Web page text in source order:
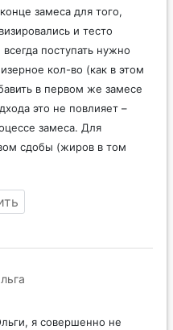
замеса для того,
и тесто
поступать нужно
кол-во (как в этом
в первом же замесе
это не повлияет –
замеса. Для
сдобы (жиров в том
я совершенно не